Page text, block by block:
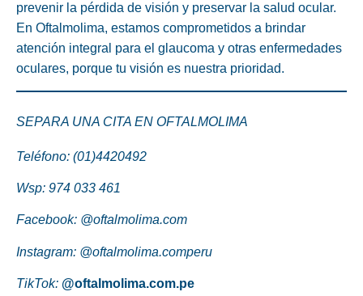
prevenir la pérdida de visión y preservar la salud ocular.
En Oftalmolima, estamos comprometidos a brindar
atención integral para el glaucoma y otras enfermedades
oculares, porque tu visión es nuestra prioridad.
SEPARA UNA CITA EN OFTALMOLIMA
Teléfono: (01)4420492
Wsp: 974 033 461
Facebook: @oftalmolima.com
Instagram: @oftalmolima.comperu
TikTok: @oftalmolima.com.pe